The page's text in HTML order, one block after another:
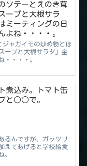
ソテーとえのき茸
ープと大根サラ
ミーティングの日
よね・・・・。
ャガイモの炒め物とほ
ープと大根サラダ」金
・・・・。
煮込み。トマト缶
と○○で。
るんですが、ガッツリ
えてあげると学校給食
。